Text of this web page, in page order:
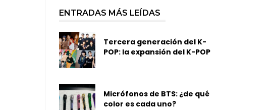
ENTRADAS MÁS LEÍDAS
Tercera generación del K-
POP: la expansión del K-POP
Micrófonos de BTS: ¿de qué
color es cada uno?